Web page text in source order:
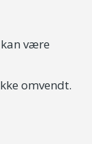
være
omvendt.